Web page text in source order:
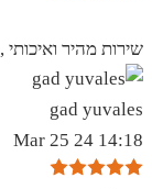
שירות מהיר
gad yuvales
14:18 24 Mar 25